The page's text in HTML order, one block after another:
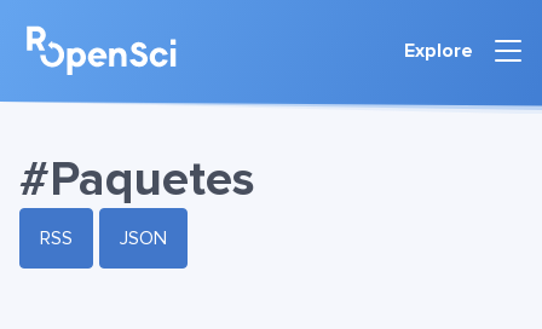
Explore
#Paquetes
RSS JSON